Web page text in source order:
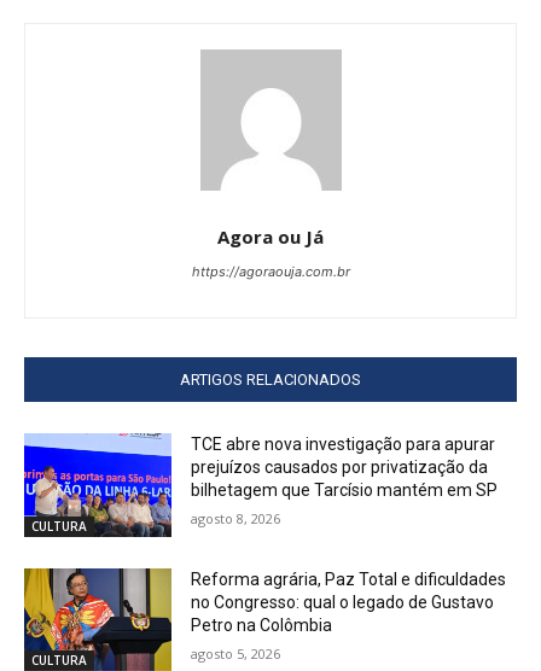
Agora ou Já
https://agoraouja.com.br
ARTIGOS RELACIONADOS
CULTURA
TCE abre nova investigação para apurar
prejuízos causados por privatização da
bilhetagem que Tarcísio mantém em SP
agosto 8, 2026
CULTURA
Reforma agrária, Paz Total e dificuldades
no Congresso: qual o legado de Gustavo
Petro na Colômbia
agosto 5, 2026